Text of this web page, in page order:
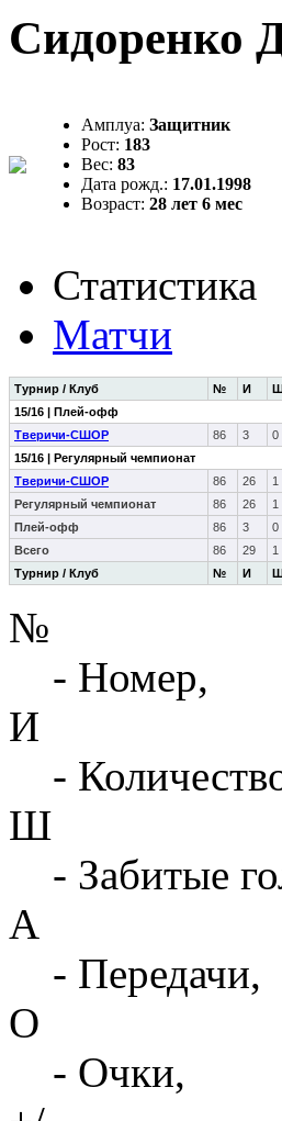
Сидоренко
Амплуа: Защитник
Рост: 183
Вес: 83
Дата рожд.: 17.01.1998
Возраст: 28 лет 6 мес
Статистика
Матчи
Турнир / Клуб № И
Турнир / Клуб № И
15/16 | Плей-офф
Тверичи-СШОР
86 3 0
15/16 | Регулярный чемпионат
Тверичи-СШОР
86 26 1
Регулярный чемпионат
86 26 1
Плей-офф
86 3 0
Всего
86 29 1
№
- Номер,
И
-
Ш
- Забитые
А
- Передачи,
О
- Очки,